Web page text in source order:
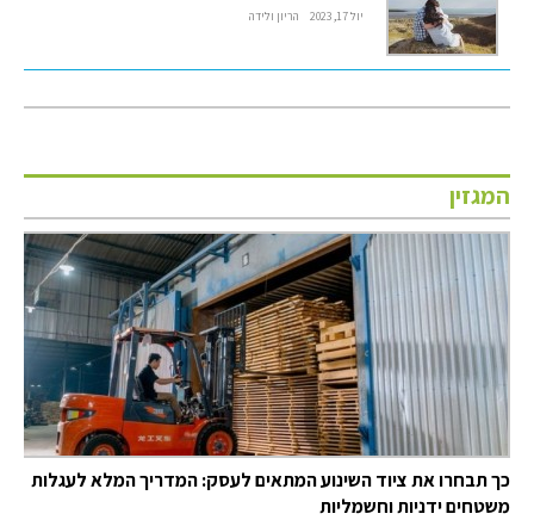
יול 17, 2023 הריון ולידה
המגזין
כך תבחרו את ציוד השינוע המתאים לעסק: המדריך המלא לעגלות
משטחים ידניות וחשמליות